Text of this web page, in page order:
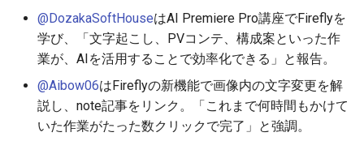
2026-06-14
2026-06-13
2026-06-12
2026-06-11
2025-11-29
2025-11-28
2025-11-27
2025-11-26
2026-06-14
2026-06-13
2026-06-12
2026-06-11
2025-11-29
2025-11-28
2025-11-27
2025-11-26
2026-06-11
2026-06-10
2026-06-09
2026-06-08
2025-11-29
2025-11-28
2025-11-27
2025-11-26
2026-06-12
2026-06-11
2026-06-10
2026-06-09
2025-11-29
2025-11-28
2025-11-27
2025-11-26
2026-06-14
2026-06-13
2026-06-12
2026-06-11
2026-06-08
2026-06-07
2026-06-06
2026-06-05
@DozakaSoftHouseはAI Premiere Pro講座でFireflyを
学び、「文字起こし、PVコンテ、構成案といった作
業が、AIを活用することで効率化できる」と報告。
@Aibow06はFireflyの新機能で画像内の文字変更を解
説し、note記事をリンク。「これまで何時間もかけて
いた作業がたった数クリックで完了」と強調。